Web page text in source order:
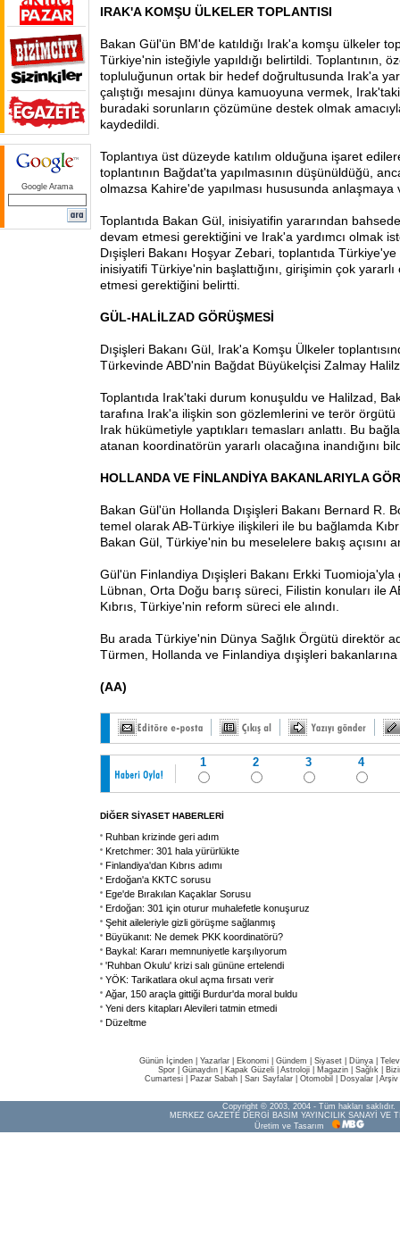
Google Arama
IRAK'A KOMŞU ÜLKELER TOPLANTISI
Bakan Gül'ün BM'de katıldığı Irak'a komşu ülkeler
Türkiye'nin isteğiyle yapıldığı belirtildi. Toplantının,
topluluğunun ortak bir hedef doğrultusunda Irak'a
çalıştığı mesajını dünya kamuoyuna vermek,
buradaki sorunların çözümüne destek olmak
kaydedildi.
Toplantıya üst düzeyde katılım olduğuna işaret
toplantının Bağdat'ta yapılmasının düşünüldüğü,
olmazsa Kahire'de yapılması hususunda anlaşmaya
Toplantıda Bakan Gül, inisiyatifin yararından
devam etmesi gerektiğini ve Irak'a yardımcı olmak
Dışişleri Bakanı Hoşyar Zebari, toplantıda
inisiyatifi Türkiye'nin başlattığını, girişimin çok
etmesi gerektiğini belirtti.
GÜL-HALİLZAD GÖRÜŞMESİ
Dışişleri Bakanı Gül, Irak'a Komşu Ülkeler
Türkevinde ABD'nin Bağdat Büyükelçisi Zalmay
Toplantıda Irak'taki durum konuşuldu ve Halilzad,
tarafına Irak'a ilişkin son gözlemlerini ve terör örgütü
Irak hükümetiyle yaptıkları temasları anlattı. Bu
atanan koordinatörün yararlı olacağına inandığını
HOLLANDA VE FİNLANDİYA BAKANLARIYLA
Bakan Gül'ün Hollanda Dışişleri Bakanı Bernard R.
temel olarak AB-Türkiye ilişkileri ile bu bağlamda
Bakan Gül, Türkiye'nin bu meselelere bakış açısını
Gül'ün Finlandiya Dışişleri Bakanı Erkki
Lübnan, Orta Doğu barış süreci, Filistin konuları ile
Kıbrıs, Türkiye'nin reform süreci ele alındı.
Bu arada Türkiye'nin Dünya Sağlık Örgütü direktör
Türmen, Hollanda ve Finlandiya dışişleri bakanlarına
(AA)
1 2 3 4
DİĞER SİYASET HABERLERİ
Ruhban krizinde geri adım
Kretchmer: 301 hala yürürlükte
Finlandiya'dan Kıbrıs adımı
Erdoğan'a KKTC sorusu
Ege'de Bırakılan Kaçaklar Sorusu
Erdoğan: 301 için oturur muhalefetle konuşuruz
Şehit aileleriyle gizli görüşme sağlanmış
Büyükanıt: Ne demek PKK koordinatörü?
Baykal: Kararı memnuniyetle karşılıyorum
'Ruhban Okulu' krizi salı gününe ertelendi
YÖK: Tarikatlara okul açma fırsatı verir
Ağar, 150 araçla gittiği Burdur'da moral buldu
Yeni ders kitapları Alevileri tatmin etmedi
Düzeltme
Günün İçinden Yazarlar Ekonomi Gündem Siyaset Dünya |
Spor
Günaydın Kapak Güzeli Astroloji Magazin Sağlık
Cumartesi
Pazar Sabah Sarı Sayfalar Otomobil Dosyalar Arşiv
Copyright © 2003, 2004 - Tüm hakları saklıdır.
MERKEZ GAZETE DERGİ BASIM YAYINCILIK SANAYİ VE
Üretim ve Tasarım